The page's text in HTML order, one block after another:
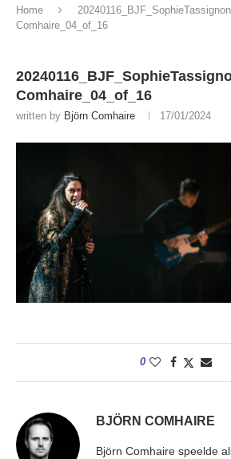
Home
Comhaire_04_of_16
Comhaire_04_of_16
written by Björn Comhaire 17/01/2024
0
BJÖRN COMHAIRE
Björn Comhaire speelde